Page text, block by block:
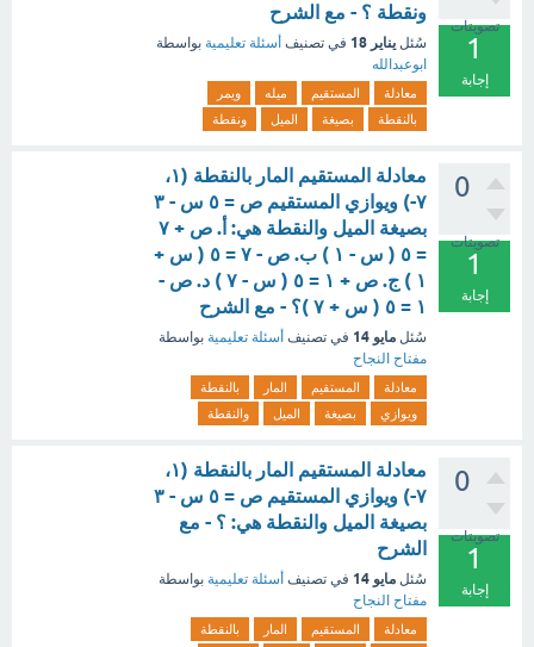
تصويتات
1
إجابة
ونقطة ؟ - مع الشرح
سُئل يناير 18 في تصنيف أسئلة تعليمية بواسطة
ابوعبدالله
معادلة المستقيم ميله
ويمر
بالنقطة
بصيغة الميل ونقطة
0
تصويتات
1
إجابة
معادلة المستقيم المار بالنقطة (١،
٧-) ويوازي المستقيم ص = ٥ س - ٣
بصيغة الميل والنقطة هي: أ. ص + ٧
= ٥ ( س - ١ ) ب. ص - ٧ = ٥ ( س +
١ ) ج. ص + ١ = ٥ ( س - ٧ ) د. ص -
١ = ٥ ( س + ٧ )؟ - مع الشرح
سُئل مايو 14 في تصنيف أسئلة تعليمية بواسطة
مفتاح النجاح
معادلة المستقيم المار
بالنقطة
ويوازي
بصيغة الميل والنقطة
0
تصويتات
1
إجابة
معادلة المستقيم المار بالنقطة (١،
٧-) ويوازي المستقيم ص = ٥ س - ٣
بصيغة الميل والنقطة هي: ؟ - مع
الشرح
سُئل مايو 14 في تصنيف أسئلة تعليمية بواسطة
مفتاح النجاح
معادلة المستقيم المار
بالنقطة